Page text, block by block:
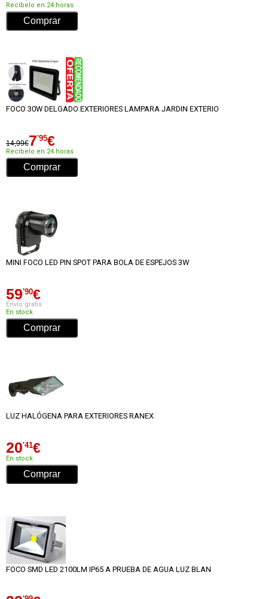
Recíbelo en 24 horas
FOCO 30W DELGADO EXTERIORES LAMPARA JARDIN EXTERIO
14,99€7'95€
Recíbelo en 24 horas
MINI FOCO LED PIN SPOT PARA BOLA DE ESPEJOS 3W
59'90€
Envío gratis
En stock
LUZ HALÓGENA PARA EXTERIORES RANEX
20'41€
En stock
FOCO SMD LED 2100LM IP65 A PRUEBA DE AGUA LUZ BLAN